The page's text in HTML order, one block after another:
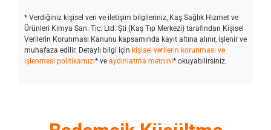
* Verdiğiniz kişisel veri ve iletişim bilgileriniz, Kaş Sağlık Hizmet ve
Ürünleri Kimya San. Tic. Ltd. Şti (Kaş Tıp Merkezi) tarafından Kişisel
Verilerin Korunması Kanunu kapsamında kayıt altına alınır, işlenir ve
muhafaza edilir. Detaylı bilgi için kişisel verilerin korunması ve
işlenmesi politikamızı* ve aydınlatma metnini* okuyabilirsiniz.